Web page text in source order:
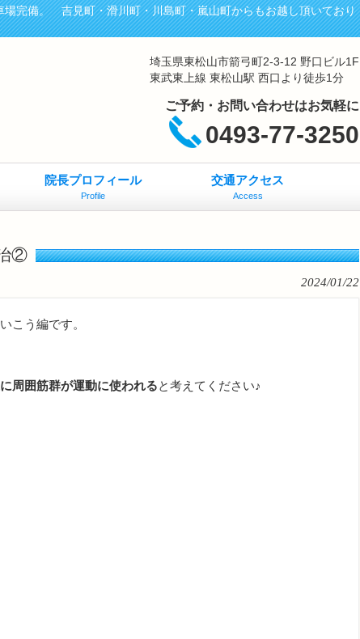
完備。 吉見町・滑川町・川島町・嵐山町からもお越し頂いており
埼玉県東松山市箭弓町2-3-12 野口ビル1F
東武東上線 東松山駅 西口より徒歩1分
ご予約・お問い合わせはお気軽に
0493-77-3250
院長プロフィール
Profile
交通アクセス
Access
②
2024/01/22
こう編です。
周囲筋群が運動に使われると考えてください♪